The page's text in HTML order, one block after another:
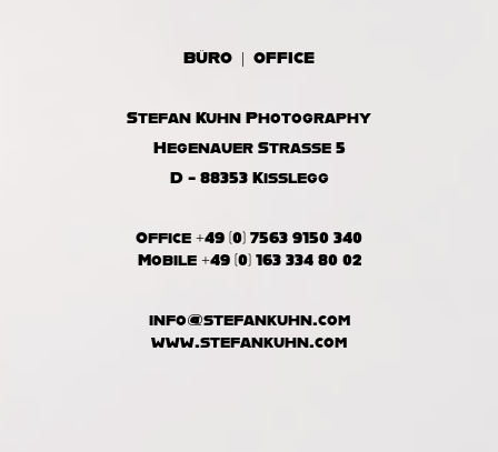
BÜRO | OFFICE
Stefan Kuhn Photography
Hegenauer Strasse 5
D - 88353 Kisslegg
Office +49 (0) 7563 9150 340
Mobile +49 (0) 163 334 80 02
info@stefankuhn.com
www.stefankuhn.com